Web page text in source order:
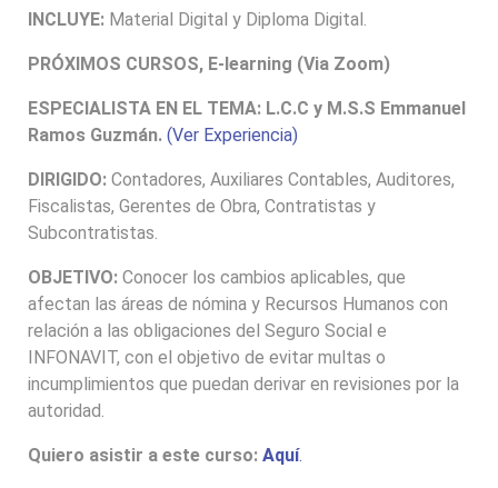
INCLUYE: Material Digital y Diploma Digital.
PRÓXIMOS CURSOS, E-learning (Via Zoom)
ESPECIALISTA EN EL TEMA: L.C.C y M.S.S Emmanuel
Ramos Guzmán. (Ver Experiencia)
DIRIGIDO: Contadores, Auxiliares Contables, Auditores,
Fiscalistas, Gerentes de Obra, Contratistas y
Subcontratistas.
OBJETIVO: Conocer los cambios aplicables, que
afectan las áreas de nómina y Recursos Humanos con
relación a las obligaciones del Seguro Social e
INFONAVIT, con el objetivo de evitar multas o
incumplimientos que puedan derivar en revisiones por la
autoridad.
Quiero asistir a este curso: Aquí.